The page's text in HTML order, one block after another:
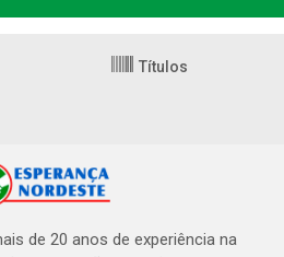
Títulos
de 20 anos de experiência na